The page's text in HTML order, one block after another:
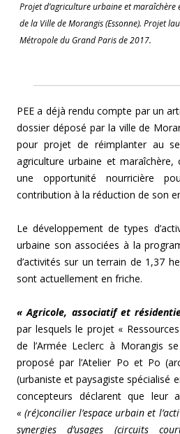
Projet d’agriculture urbaine et maraîchère
de la Ville de Morangis (Essonne). Projet
Métropole du Grand Paris de 2017.
PEE a déjà rendu compte par un
dossier déposé par la ville de
pour projet de réimplanter au
agriculture urbaine et
une opportunité nourricière
contribution à la réduction de son
Le développement de types
urbaine son associées à la
d’activités sur un terrain de 1,37
sont actuellement en friche.
« Agricole, associatif et
par lesquels le projet «
de l’Armée Leclerc à Morangis
proposé par l’Atelier Po et Po
(urbaniste et paysagiste spécialisé
concepteurs déclarent que leur
« (ré)concilier l’espace urbain et
synergies d’usages (circuits